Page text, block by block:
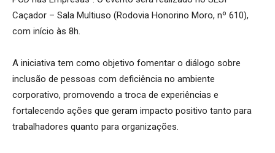
Caçador – Sala Multiuso (Rodovia Honorino Moro, nº 610),
com início às 8h.
A iniciativa tem como objetivo fomentar o diálogo sobre
inclusão de pessoas com deficiência no ambiente
corporativo, promovendo a troca de experiências e
fortalecendo ações que geram impacto positivo tanto para
trabalhadores quanto para organizações.